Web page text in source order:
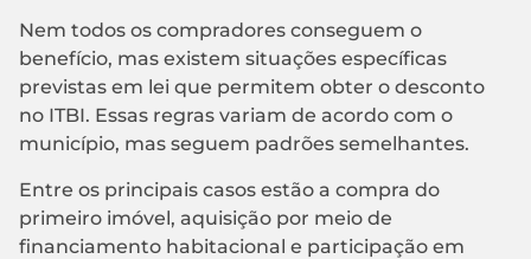
Nem todos os compradores conseguem o
benefício, mas existem situações específicas
previstas em lei que permitem obter o desconto
no ITBI. Essas regras variam de acordo com o
município, mas seguem padrões semelhantes.
Entre os principais casos estão a compra do
primeiro imóvel, aquisição por meio de
financiamento habitacional e participação em